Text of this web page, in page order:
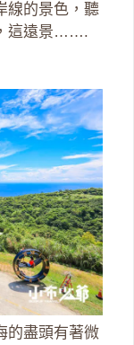
線的景色，聽
這遠景…….
的盡頭有著微